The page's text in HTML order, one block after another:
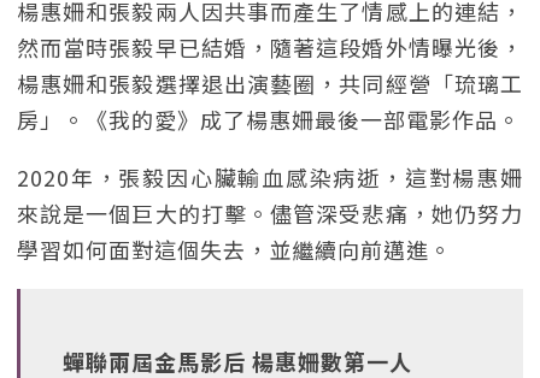
楊惠姍和張毅兩人因共事而產生了情感上的連結，
然而當時張毅早已結婚，隨著這段婚外情曝光後，
楊惠姍和張毅選擇退出演藝圈，共同經營「琉璃工
房」。《我的愛》成了楊惠姍最後一部電影作品。
2020年，張毅因心臟輸血感染病逝，這對楊惠姍
來說是一個巨大的打擊。儘管深受悲痛，她仍努力
學習如何面對這個失去，並繼續向前邁進。
蟬聯兩屆金馬影后 楊惠姍數第一人